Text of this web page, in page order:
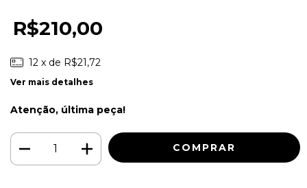
R$210,00
12 x de R$21,72
Ver mais detalhes
Atenção, última peça!